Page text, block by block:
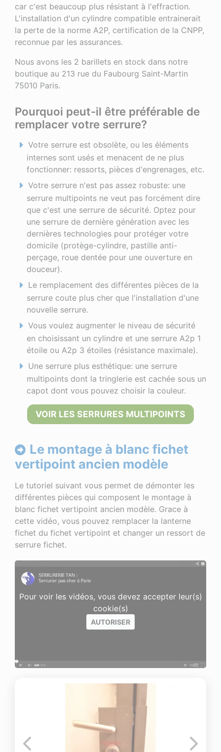
car c'est beaucoup plus résistant à l'effraction.
L'installation d'un cylindre compatible entrainerait
la perte de la norme A2P, certification de la CNPP,
reconnue par les assurances.
Nous avons les 2 barillets en stock dans notre
boutique au 213 rue du Faubourg Saint-Martin
75010 Paris.
Pourquoi peut-il être préférable de
remplacer votre serrure?
Votre serrure est obsolète, ou les éléments
internes sont usés et menacent de ne plus
fonctionner: ressorts, pièces d'engrenages, etc.
Votre serrure n'est pas assez robuste: une
serrure multipoints ne veut pas forcément dire
que c'est une serrure de sécurité. Optez pour
une serrure de dernière génération avec les
dernières technologies pour protéger votre
domicile (protège-cylindre, pastille anti-
perçage, roue dentée pour une ouverture en
douceur).
Le remplacement des différentes pièces de la
serrure coute plus cher que l'installation d'une
nouvelle serrure.
Vous voulez augmenter le niveau de sécurité
en choisissant un cylindre et une serrure A2p 1
étoile ou A2p 3 étoiles (résistance maximale).
Une serrure plus esthétique: une serrure
multipoints dont la tringlerie est cachée sous un
capot dont vous pouvez choisir la couleur.
VOIR LES SERRURES MULTIPOINTS
Le montage à blanc fichet
vertipoint ancien modèle
Le tutoriel suivant vous permet de démonter les
différentes pièces qui composent le montage à
blanc fichet vertipoint ancien modèle. Grace à
cette vidéo, vous pouvez remplacer la lanterne
fichet du fichet vertipoint et changer un ressort de
serrure fichet.
Pour voir les vidéos, vous devez accepter leur(s)
cookie(s)
AUTORISER